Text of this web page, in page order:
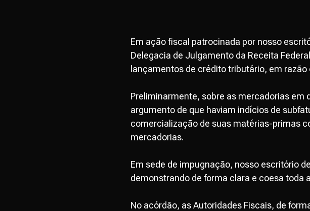
Em ação fiscal patrocinada por nosso
Delegacia de Julgamento da Receita
lançamentos de crédito tributário, em
Preliminarmente, sobre as mercadorias em
argumento de que haviam indícios de
comercialização de suas matérias-primas
mercadorias.
Em sede de impugnação, nosso escritório
demonstrando de forma clara e coesa toda
No acórdão, as Autoridades Fiscais, de